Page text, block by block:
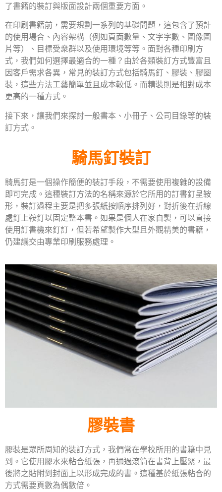
了書籍的裝訂與版面設計兩個重要方面。
在印刷書籍前，需要規劃一系列的基礎問題，這包含了預計
的使用場合、內容架構（例如頁面數量、文字字數、圖像圖
片等）、目標受衆群以及使用環境等等。面對各種印刷方
式，我們如何選擇最適合的一種？由於各類裝訂方式豐富且
因客戶需求各異，常見的裝訂方式包括騎馬釘、膠裝、膠圈
裝，這些方法工藝簡單並且成本較低。而精裝則是相對成本
更高的一種方式。
接下來，讓我們來探討一般書本、小冊子、公司目錄等的裝
訂方式。
騎馬釘裝訂
騎馬釘是一個操作簡便的裝訂手段，不需要使用複雜的設備
即可完成。這種裝訂方法的名稱來源於它所用的訂書釘呈鞍
形，裝訂過程主要是把多張紙按順序排列好，對折後在折線
處釘上鞍釘以固定整本書。如果是個人在家自製，可以直接
使用訂書機來釘訂，但若希望製作大型且外觀精美的書籍，
仍建議交由專業印刷服務處理。
膠裝書
膠裝是眾所周知的裝訂方式，我們常在學校所用的書籍中見
到。它使用膠水來粘合紙張，再通過滾筒在書背上壓緊，最
後將之貼附到封面上以形成完成的書。這種基於紙張粘合的
方式需要頁數為偶數倍。